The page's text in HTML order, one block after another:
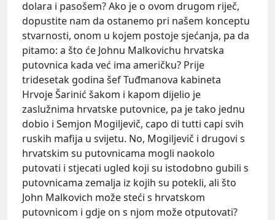
dolara i pasošem? Ako je o ovom drugom riječ,
dopustite nam da ostanemo pri našem konceptu
stvarnosti, onom u kojem postoje sjećanja, pa da
pitamo: a što će Johnu Malkovichu hrvatska
putovnica kada već ima američku? Prije
tridesetak godina šef Tuđmanova kabineta
Hrvoje Šarinić šakom i kapom dijelio je
zaslužnima hrvatske putovnice, pa je tako jednu
dobio i Semjon Mogiljevič, capo di tutti capi svih
ruskih mafija u svijetu. No, Mogiljevič i drugovi s
hrvatskim su putovnicama mogli naokolo
putovati i stjecati ugled koji su istodobno gubili s
putovnicama zemalja iz kojih su potekli, ali što
John Malkovich može steći s hrvatskom
putovnicom i gdje on s njom može otputovati?